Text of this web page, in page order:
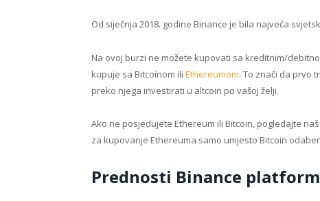
Od siječnja 2018. godine Binance je bila najveća
Na ovoj burzi ne možete kupovati sa kreditnim/
kupuje sa Bitcoinom ili Ethereumom. To znači da prvo
preko njega investirati u altcoin po vašoj želji.
Ako ne posjedujete Ethereum ili Bitcoin, pogledajte
za kupovanje Ethereuma samo umjesto Bitcoin
Prednosti Binance